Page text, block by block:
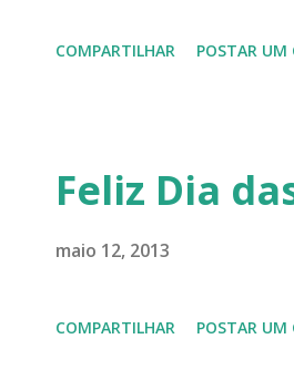
Latinoware, a
lançamento do
em 2013 possamos
COMPARTILHAR POSTAR UM
Feliz Dia
maio 12, 2013
COMPARTILHAR POSTAR UM